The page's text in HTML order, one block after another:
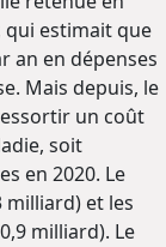
qui estimait que
an en dépenses
Mais depuis, le
un coût
soit
en 2020. Le
milliard) et les
milliard). Le